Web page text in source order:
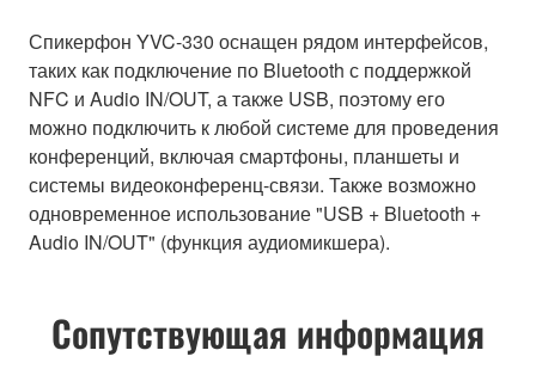
Спикерфон YVC-330 оснащен рядом интерфейсов,
таких как подключение по Bluetooth с поддержкой
NFC и Audio IN/OUT, а также USB, поэтому его
можно подключить к любой системе для проведения
конференций, включая смартфоны, планшеты и
системы видеоконференц-связи. Также возможно
одновременное использование "USB + Bluetooth +
Audio IN/OUT" (функция аудиомикшера).
Сопутствующая информация